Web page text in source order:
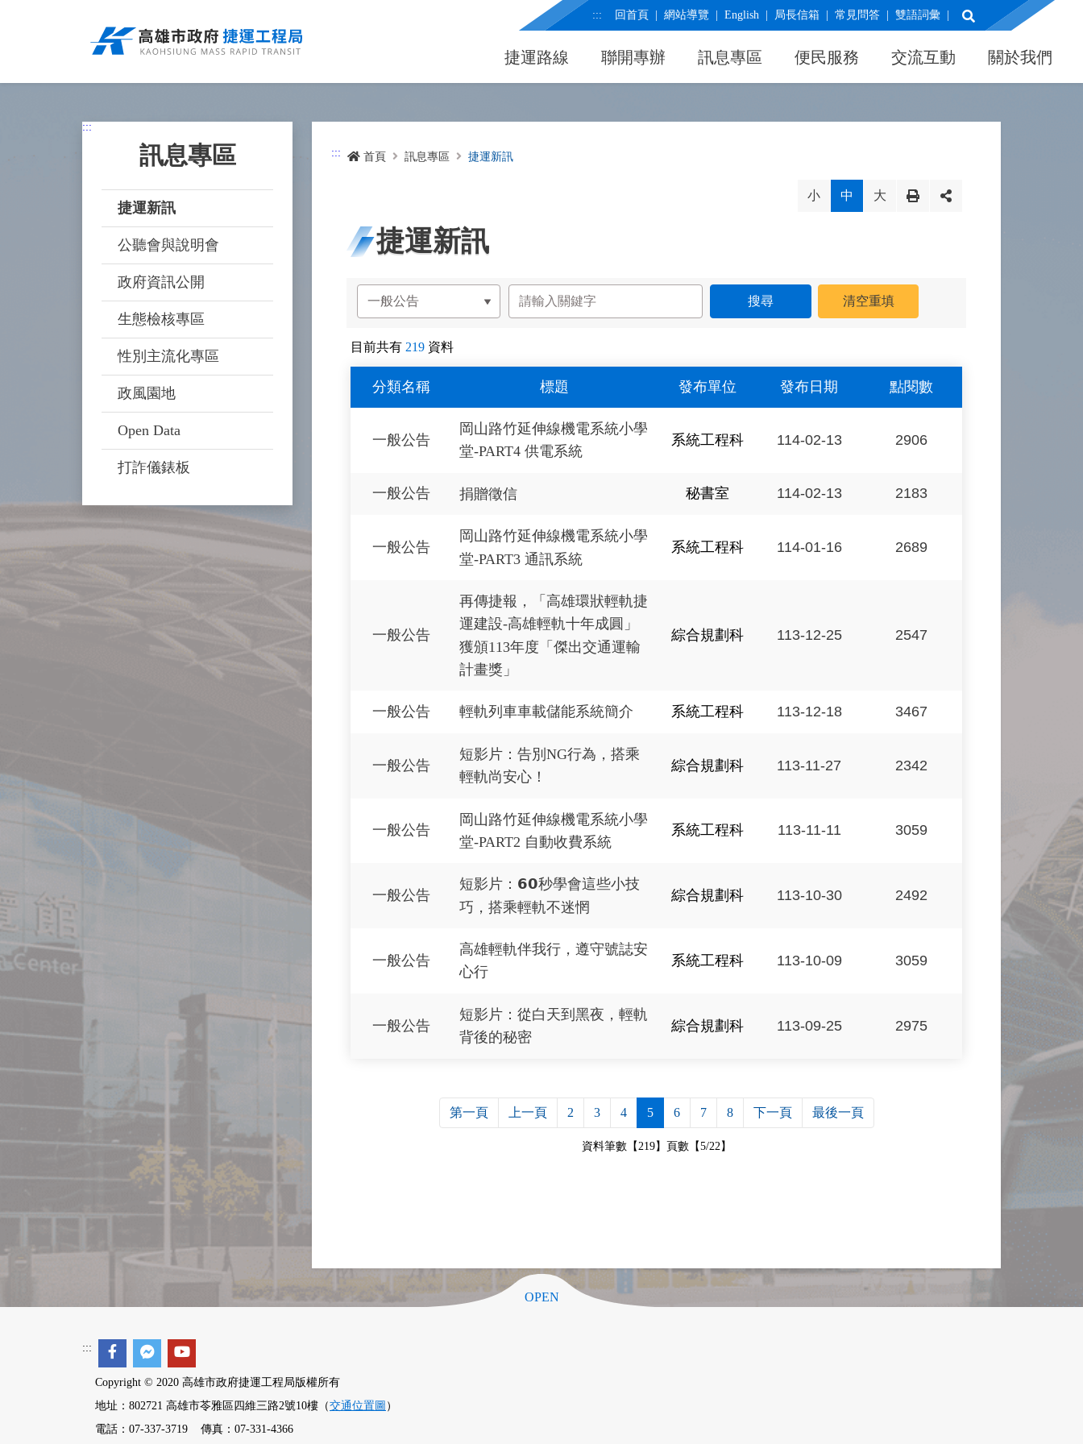
::: 回首頁 網站導覽 English 局長信箱 常見問答 雙語詞彙 展開搜尋
捷運路線 聯開專辦 訊息專區 便民服務 交流互動 關於我們
:::
訊息專區
捷運新訊
公聽會與說明會
政府資訊公開
生態檢核專區
性別主流化專區
政風園地
Open Data
打詐儀錶板
::: 首頁 訊息專區 捷運新訊
小 中 大
捷運新訊
目前共有 219 資料
分類名稱 標題 發布單位 發布日期 點閱數
一般公告
岡山路竹延伸線機電系統小學
堂-PART4 供電系統
系統工程科 114-02-13 2906
一般公告 捐贈徵信 秘書室 114-02-13 2183
一般公告
岡山路竹延伸線機電系統小學
堂-PART3 通訊系統
系統工程科 114-01-16 2689
一般公告
再傳捷報，「高雄環狀輕軌捷
運建設-高雄輕軌十年成圓」
獲頒113年度「傑出交通運輸
計畫獎」
綜合規劃科 113-12-25 2547
一般公告 輕軌列車車載儲能系統簡介 系統工程科 113-12-18 3467
一般公告
短影片：告別NG行為，搭乘
輕軌尚安心！
綜合規劃科 113-11-27 2342
一般公告
岡山路竹延伸線機電系統小學
堂-PART2 自動收費系統
系統工程科 113-11-11 3059
一般公告
短影片：𝟲𝟬秒學會這些小技
巧，搭乘輕軌不迷惘
綜合規劃科 113-10-30 2492
一般公告
高雄輕軌伴我行，遵守號誌安
心行
系統工程科 113-10-09 3059
一般公告
短影片：從白天到黑夜，輕軌
背後的秘密
綜合規劃科 113-09-25 2975
第一頁 上一頁 2 3 4 5 6 7 8 下一頁 最後一頁
資料筆數【219】頁數【5/22】
OPEN
:::
Copyright © 2020 高雄市政府捷運工程局版權所有
地址：802721 高雄市苓雅區四維三路2號10樓（交通位置圖 ）
電話：07-337-3719 傳真：07-331-4366